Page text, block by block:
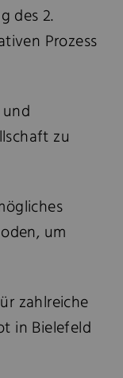
des 2.
Prozess
zu
um
zahlreiche
in Bielefeld